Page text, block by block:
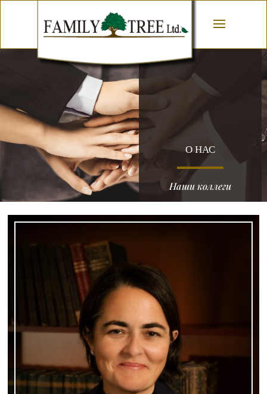
О НАС
Наши коллеги